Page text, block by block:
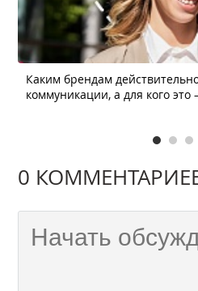
Каким брендам
коммуникации, а для кого
0